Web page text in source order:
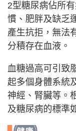
2型糖尿病佔所
慣、肥胖及缺乏
產生抗拒，無法
分積存在血液。
血糖過高可引致
起多個身體系統
神經、腎臟等。
及糖尿病的標準